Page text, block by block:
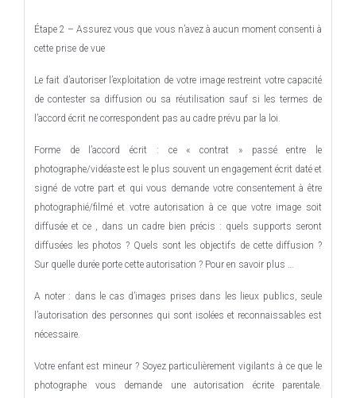
Étape 2 – Assurez vous que vous n’avez à aucun moment consenti à
cette prise de vue
Le fait d’autoriser l’exploitation de votre image restreint votre capacité
de contester sa diffusion ou sa réutilisation sauf si les termes de
l’accord écrit ne correspondent pas au cadre prévu par la loi.
Forme de l’accord écrit : ce « contrat » passé entre le
photographe/vidéaste est le plus souvent un engagement écrit daté et
signé de votre part et qui vous demande votre consentement à être
photographié/filmé et votre autorisation à ce que votre image soit
diffusée et ce , dans un cadre bien précis : quels supports seront
diffusées les photos ? Quels sont les objectifs de cette diffusion ?
Sur quelle durée porte cette autorisation ? Pour en savoir plus …
A noter : dans le cas d’images prises dans les lieux publics, seule
l’autorisation des personnes qui sont isolées et reconnaissables est
nécessaire.
Votre enfant est mineur ? Soyez particulièrement vigilants à ce que le
photographe vous demande une autorisation écrite parentale.